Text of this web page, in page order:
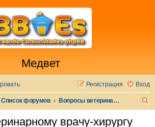
Медвет
Вход
Регистрация
Список форумов Вопросы ветеринарному врачу-хирургу
врачу-хирургу